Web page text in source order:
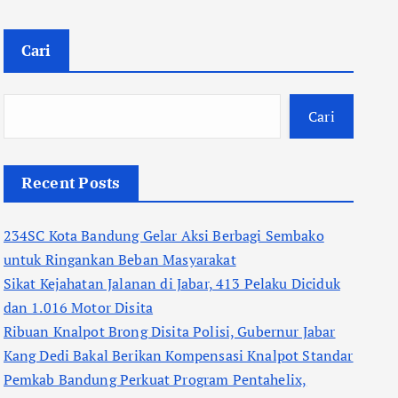
Cari
Cari
Recent Posts
234SC Kota Bandung Gelar Aksi Berbagi Sembako
untuk Ringankan Beban Masyarakat
Sikat Kejahatan Jalanan di Jabar, 413 Pelaku Diciduk
dan 1.016 Motor Disita
Ribuan Knalpot Brong Disita Polisi, Gubernur Jabar
Kang Dedi Bakal Berikan Kompensasi Knalpot Standar
Pemkab Bandung Perkuat Program Pentahelix,